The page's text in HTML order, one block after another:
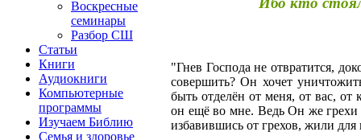
Воскресные
семинары
Разбор СШ
Статьи
Книги
Аудиокниги
Компьютерные
программы
Изучаем Библию
Семья и здоровье
"Гнев Господа не отвратится,
совершить? Он хочет
быть отделён от меня, от вас,
он ещё во мне. Ведь Он же
избавившись от грехов, жили